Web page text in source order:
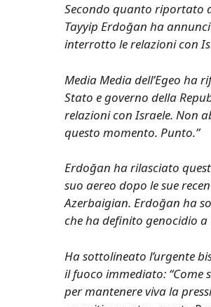
Secondo quanto riportato
Tayyip Erdoğan ha
interrotto le relazioni con
MediaMedia dell’Egeo ha
Stato e governo della
relazioni con Israele. Non
questo momento. Punto.”
Erdoğan ha rilasciato
suo aereo dopo le sue
Azerbaigian. Erdoğan ha
che ha definito genocidio a
Ha sottolineato l’urgente
il fuoco immediato: “Come
per mantenere viva la